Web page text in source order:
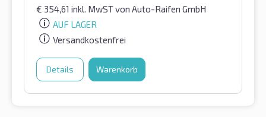
€ 354,61 inkl. MwSTvon Auto-Raifen GmbH
AUF LAGER
Versandkostenfrei
Details Warenkorb